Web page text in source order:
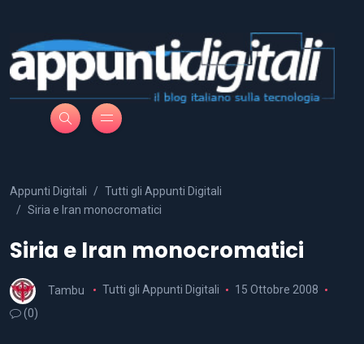
Appunti Digitali
Tutti gli Appunti Digitali
Siria e Iran monocromatici
Siria e Iran monocromatici
Tambu Tutti gli Appunti Digitali
15 Ottobre 2008
(0)